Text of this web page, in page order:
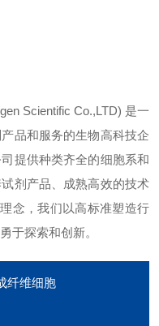
Scientific Co.,LTD) 是一
品和服务的生物高科技企
提供种类齐全的细胞系和
剂产品、成熟高效的技术
念，我们以高标准塑造行
于探索和创新。
纤维细胞